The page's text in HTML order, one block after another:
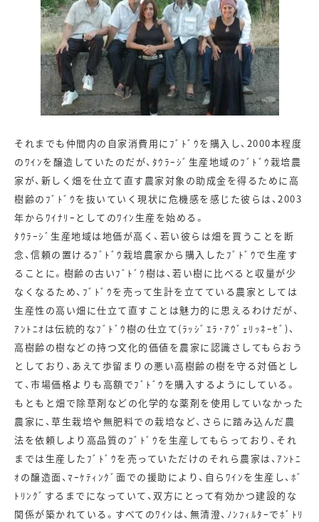
それまでも仲間内の自家消費用にﾌﾞﾄﾞｳを購入し、2000本程度
のﾜｲﾝを醸造していたのだが、ﾀｳﾗｰｼﾞ生産地域のﾌﾞﾄﾞｳ栽培農
家が、新しく畑を仕立て直す農家対象の助成金を得るために高
樹齢のﾌﾞﾄﾞｳを抜いていく現状に危機感を感じた彼らは、2003
年からﾜｲﾅﾘｰとしてのﾜｲﾝ生産を始める。
ﾀｳﾗｰｼﾞ生産地域は地価が高く、若い彼らは畑を買うことを断
念、信頼の置けるﾌﾞﾄﾞｳ栽培農家から購入したﾌﾞﾄﾞｳで生産す
ることに。樹齢の古いﾌﾞﾄﾞｳ樹は、若い樹に比べると収量が少
なくなるため、ﾌﾞﾄﾞｳを売って生計を立てている農家としては
生産性の高い畑に仕立て直すことは魅力的に思えるわけだが、
ｱﾝﾄﾆｵは伝統的なﾌﾞﾄﾞｳ樹の仕立て(ﾗｯｼﾞｴﾗ･ｱｳﾞｪﾘｯﾈｰｾﾞ)、
高樹齢の樹などの持つ文化的価値を農家に認識さしてもらおう
としており、あえて歩留まりの悪い高樹齢の樹を守る対価とし
て、市場価格よりも高額でﾌﾞﾄﾞｳを購入するようにしている。
もともと畑で除草剤などの化学的な薬剤を使用していなかった
農家に、草生栽培や無肥料での栽培など、さらに踏み込んだ農
法を依頼しより高品質のﾌﾞﾄﾞｳを生産してもらっており、それ
までは生産したﾌﾞﾄﾞｳを売っていただけのそれら農家は、ｱﾝﾄﾆ
ｵの醸造面、ﾏｰｹﾃｨﾝｸﾞ面での援助により、自らﾜｲﾝを生産し、ﾎﾞ
ﾄﾘﾝｸﾞするまでになっていて、双方にとって有効かつ建設的な
関係が築かれている。すべてのﾜｲﾝは、無清澄、ﾉﾝﾌｨﾙﾀｰでﾎﾞﾄﾘ